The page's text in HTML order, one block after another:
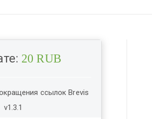
20 RUB
ссылок Brevis
v1.3.1